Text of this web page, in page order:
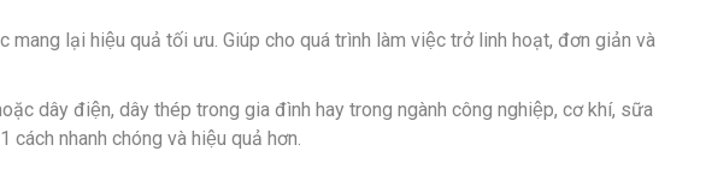
lại hiệu quả tối ưu. Giúp cho quá trình làm việc trở linh hoạt, đơn giản và
dây điện, dây thép trong gia đình hay trong ngành công nghiệp, cơ khí, sữa
nhanh chóng và hiệu quả hơn.